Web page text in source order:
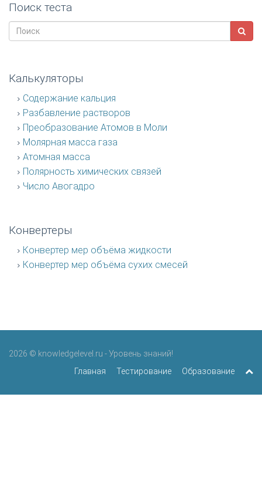
Поиск теста
Калькуляторы
Содержание кальция
Разбавление растворов
Преобразование Атомов в Моли
Молярная масса газа
Атомная масса
Полярность химических связей
Число Авогадро
Конвертеры
Конвертер мер объёма жидкости
Конвертер мер объёма сухих смесей
2026 © knowledgelevel.ru - Уровень знаний!
Главная
Тестирование Образование